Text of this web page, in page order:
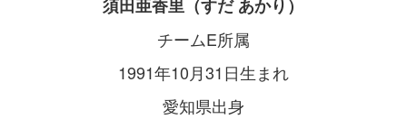
須田亜香里（すだ あかり）
チームE所属
1991年10月31日生まれ
愛知県出身